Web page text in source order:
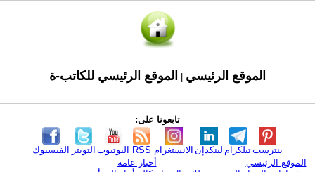
الموقع الرئيسي الموقع الرئيسي للكاتب-ة
تابعونا على:
الفيسبوك التويتر اليوتيوب RSS الانستغرام لينكدإن تيلكرامبنترست
الموقع الرئيسي
أخبار عامة